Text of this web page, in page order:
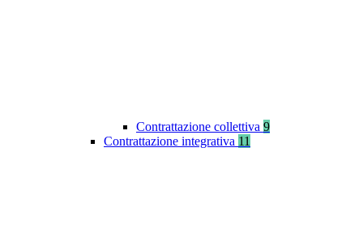
Contrattazione collettiva 9
Contrattazione integrativa 11